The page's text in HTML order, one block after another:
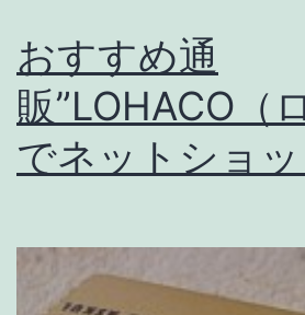
おすすめ通
販”LOHACO（
でネットショ